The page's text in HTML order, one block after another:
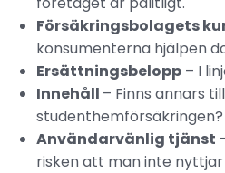
Försäkringsbolagets
konsumenterna hjälpen
Ersättningsbelopp – I
Innehåll – Finns annars
studenthemförsäkringen?
Användarvänlig tjänst
risken att man inte nyttjar